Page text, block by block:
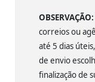
OBSERVAÇÃO:
correios ou
até 5 dias
de envio
finalização de